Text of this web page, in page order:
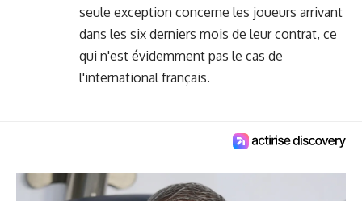
seule exception concerne les joueurs arrivant
dans les six derniers mois de leur contrat, ce
qui n'est évidemment pas le cas de
l'international français.